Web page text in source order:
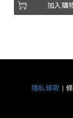
加入購
隱私條款 |